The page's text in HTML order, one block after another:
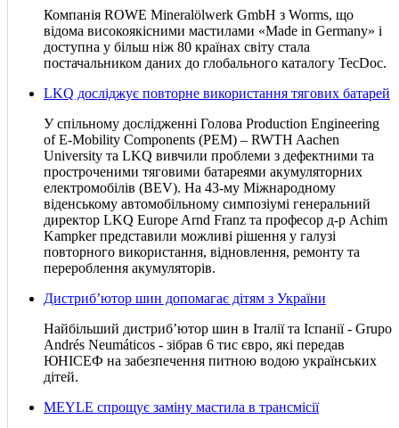
Компанія ROWE Mineralölwerk GmbH з Worms, що
відома високоякісними мастилами «Made in Germany» і
доступна у більш ніж 80 країнах світу стала
постачальником даних до глобального каталогу TecDoc.
LKQ досліджує повторне використання тягових батарей
У спільному дослідженні Голова Production Engineering
of E-Mobility Components (PEM) – RWTH Aachen
University та LKQ вивчили проблеми з дефектними та
простроченими тяговими батареями акумуляторних
електромобілів (BEV). На 43-му Міжнародному
віденському автомобільному симпозіумі генеральний
директор LKQ Europe Arnd Franz та професор д-р Achim
Kampker представили можливі рішення у галузі
повторного використання, відновлення, ремонту та
перероблення акумуляторів.
Дистриб’ютор шин допомагає дітям з України
Найбільший дистриб’ютор шин в Італії та Іспанії - Grupo
Andrés Neumáticos - зібрав 6 тис євро, які передав
ЮНІСЕФ на забезпечення питною водою українських
дітей.
MEYLE спрощує заміну мастила в трансмісії